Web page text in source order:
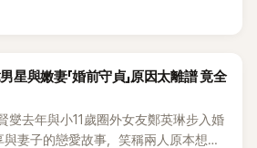
星與嫩妻「婚前守貞」原因太離譜 竟全
燮去年與小11歲圈外女友鄭英琳步入婚
妻子的戀愛故事，笑稱兩人原本想享